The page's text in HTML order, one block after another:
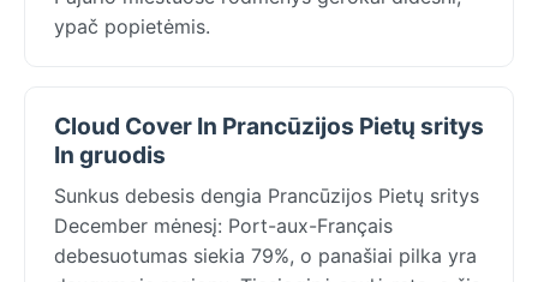
ypač popietėmis.
Cloud Cover In Prancūzijos Pietų sritys
In gruodis
Sunkus debesis dengia Prancūzijos Pietų sritys
December mėnesį: Port-aux-Français
debesuotumas siekia 79%, o panašiai pilka yra